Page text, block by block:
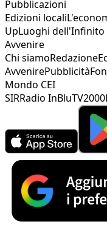
Pubblicazioni
Edizioni locali
UpLuoghi dell'Infinito
Avvenire
Chi siamoRedazione
AvvenirePubblicità
Mondo CEI
SIRRadio InBluTV2000